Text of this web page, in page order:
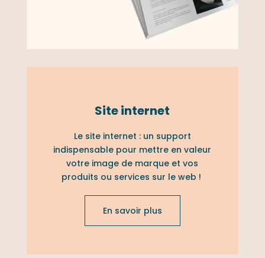
Site internet
Le site internet : un support
indispensable pour mettre en valeur
votre image de marque et vos
produits ou services sur le web !
En savoir plus